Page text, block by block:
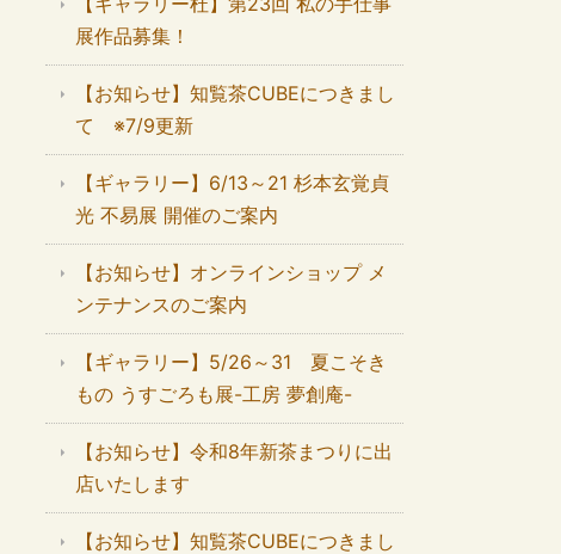
展作品募集！
【お知らせ】知覧茶CUBEにつきまし
て ※7/9更新
【ギャラリー】6/13～21 杉本玄覚貞
光 不易展 開催のご案内
【お知らせ】オンラインショップ メ
ンテナンスのご案内
【ギャラリー】5/26～31 夏こそき
もの うすごろも展-工房 夢創庵-
【お知らせ】令和8年新茶まつりに出
店いたします
【お知らせ】知覧茶CUBEにつきまし